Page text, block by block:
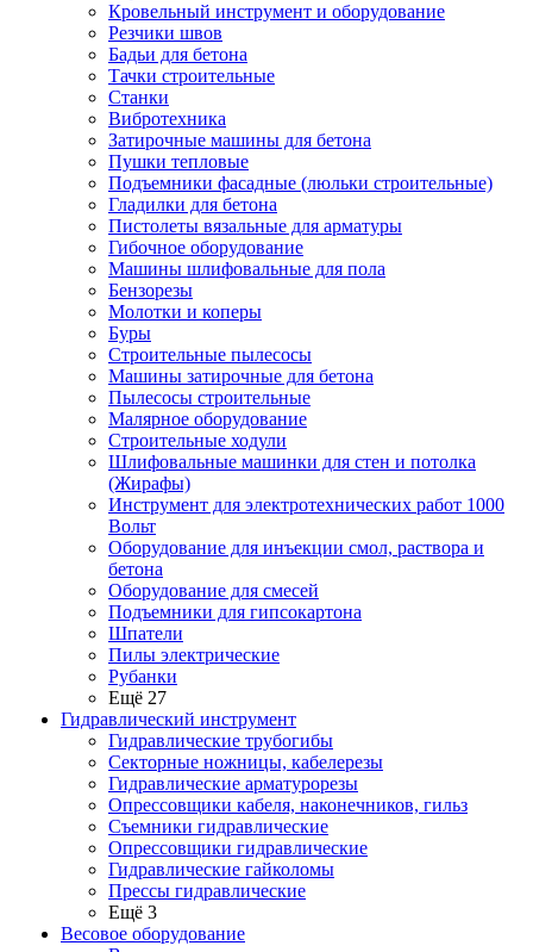
Кровельный инструмент и оборудование
Резчики швов
Бадьи для бетона
Тачки строительные
Станки
Вибротехника
Затирочные машины для бетона
Пушки тепловые
Подъемники фасадные (люльки строительные)
Гладилки для бетона
Пистолеты вязальные для арматуры
Гибочное оборудование
Машины шлифовальные для пола
Бензорезы
Молотки и коперы
Буры
Строительные пылесосы
Машины затирочные для бетона
Пылесосы строительные
Малярное оборудование
Строительные ходули
Шлифовальные машинки для стен и потолка
(Жирафы)
Инструмент для электротехнических работ 1000
Вольт
Оборудование для инъекции смол, раствора и
бетона
Оборудование для смесей
Подъемники для гипсокартона
Шпатели
Пилы электрические
Рубанки
Ещё 27
Гидравлический инструмент
Гидравлические трубогибы
Секторные ножницы, кабелерезы
Гидравлические арматурорезы
Опрессовщики кабеля, наконечников, гильз
Съемники гидравлические
Опрессовщики гидравлические
Гидравлические гайколомы
Прессы гидравлические
Ещё 3
Весовое оборудование